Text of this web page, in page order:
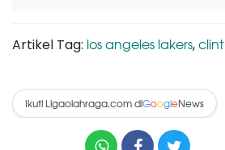
Artikel Tag: los angeles lakers,
Ikuti Ligaolahraga.com diGoogleNews